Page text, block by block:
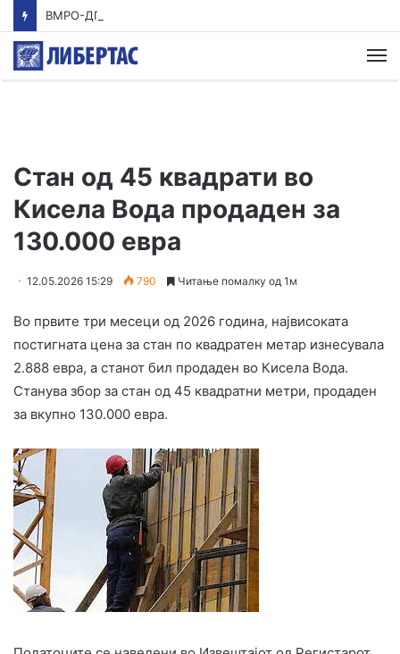
Стан од 45 квадрати во
Кисела Вода продаден за
130.000 евра
12.05.2026 15:29 790 Читање помалку од 1м
Во првите три месеци од 2026 година, највисоката
постигната цена за стан по квадратен метар изнесувала
2.888 евра, а станот бил продаден во Кисела Вода.
Станува збор за стан од 45 квадратни метри, продаден
за вкупно 130.000 евра.